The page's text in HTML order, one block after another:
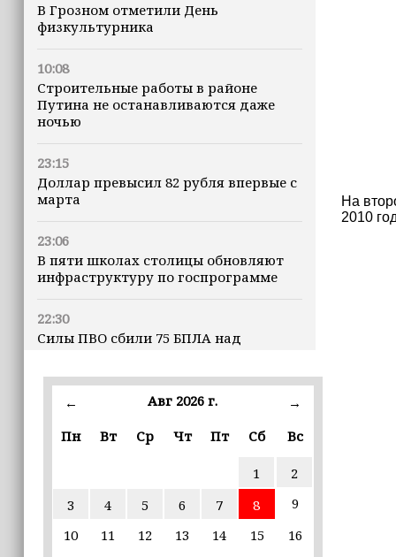
В Грозном отметили День
физкультурника
10:08
Строительные работы в районе
Путина не останавливаются даже
ночью
23:15
Доллар превысил 82 рубля впервые с
марта
23:06
В пяти школах столицы обновляют
инфраструктуру по госпрограмме
22:30
Силы ПВО сбили 75 БПЛА над
iPhone может исчезнуть с рынка
9 августа в Грозном пройдет дрифт-
фестиваль
← Авг 2026 г.
→
Пн
Вт Ср Чт Пт Сб Вс
1
2
3
4 5 6 7 8
9
10
11 12 13 14 15
16
На
2010